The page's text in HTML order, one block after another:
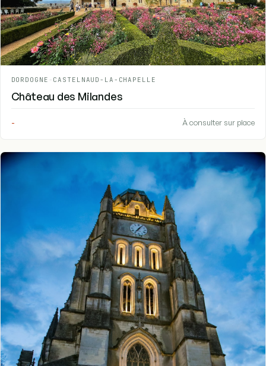
DORDOGNE - CASTELNAUD-LA-CHAPELLE
Château des Milandes
- À consulter sur place